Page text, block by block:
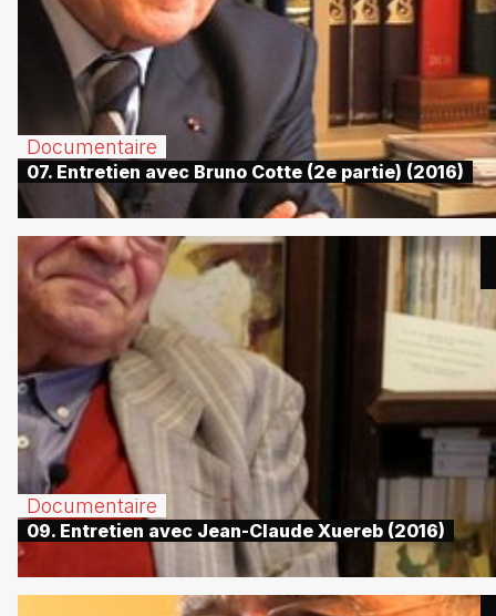
Documentaire
07. Entretien avec Bruno Cotte (2e partie) (2016)
Documentaire
09. Entretien avec Jean-Claude Xuereb (2016)